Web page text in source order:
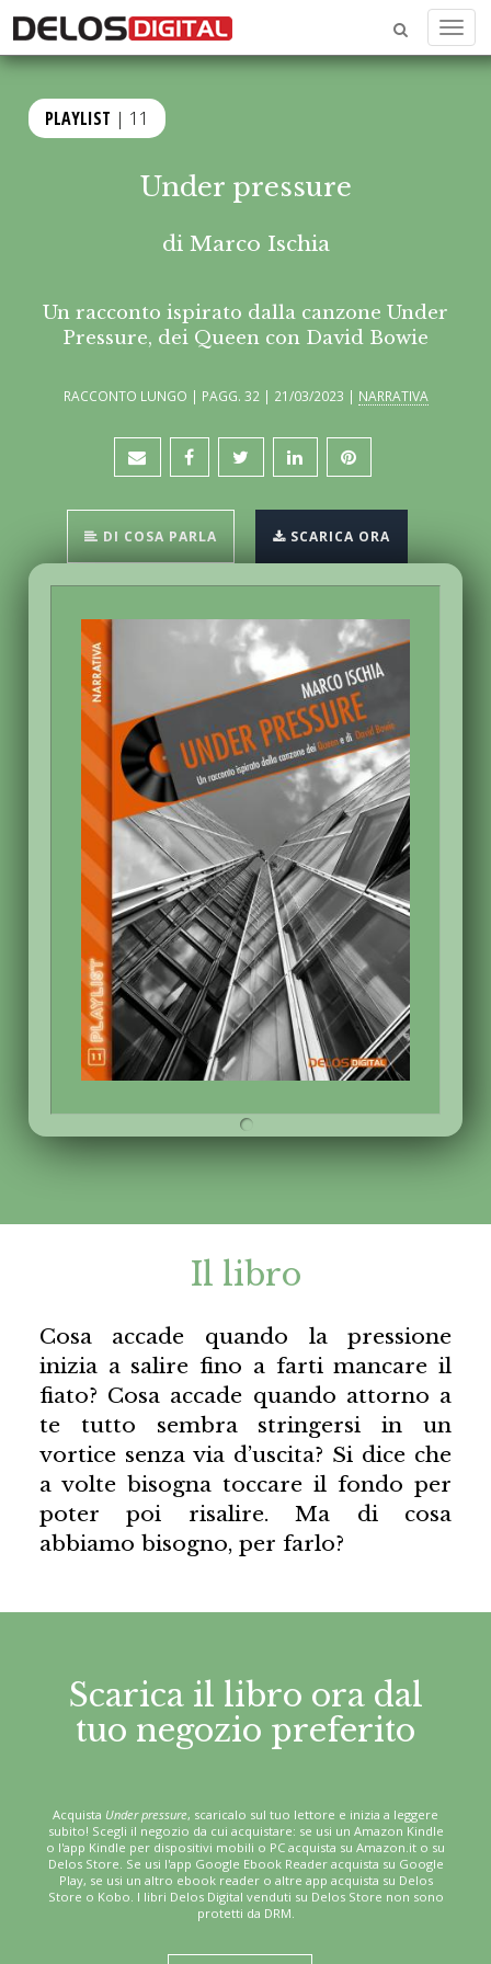
Menu
PLAYLIST | 11
Under pressure
di Marco Ischia
Un racconto ispirato dalla canzone Under
Pressure, dei Queen con David Bowie
RACCONTO LUNGO | PAGG. 32 | 21/03/2023 | NARRATIVA
DI COSA PARLA SCARICA ORA
Il libro
Cosa accade quando la pressione
inizia a salire fino a farti mancare il
fiato? Cosa accade quando attorno a
te tutto sembra stringersi in un
vortice senza via d’uscita? Si dice che
a volte bisogna toccare il fondo per
poter poi risalire. Ma di cosa
abbiamo bisogno, per farlo?
Scarica il libro ora dal
tuo negozio preferito
Acquista Under pressure, scaricalo sul tuo lettore e inizia a leggere
subito! Scegli il negozio da cui acquistare: se usi un Amazon Kindle
o l'app Kindle per dispositivi mobili o PC acquista su Amazon.it o su
Delos Store. Se usi l'app Google Ebook Reader acquista su Google
Play, se usi un altro ebook reader o altre app acquista su Delos
Store o Kobo. I libri Delos Digital venduti su Delos Store non sono
protetti da DRM.